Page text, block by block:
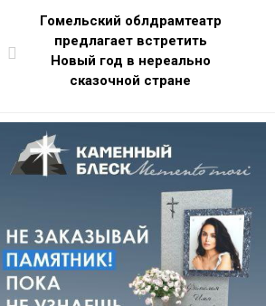
Гомельский облдрамтеатр
предлагает встретить
Новый год в нереально
сказочной стране